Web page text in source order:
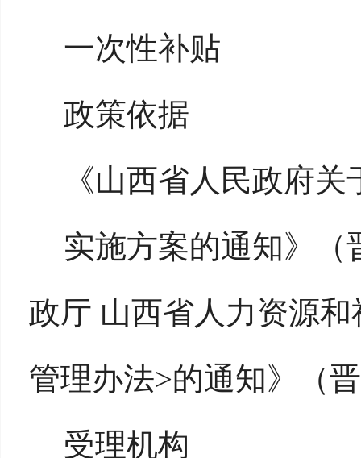
一次性补贴
政策依据
《山西省人民政府
实施方案的通知》（
政厅 山西省人力资源
管理办法>的通知》（
受理机构